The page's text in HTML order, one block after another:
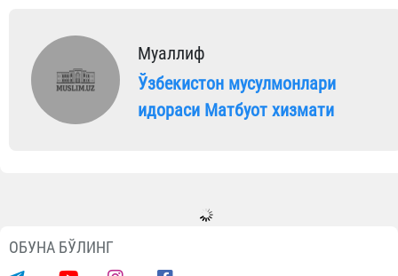
Муаллиф
Ўзбекистон мусулмонлари
идораси Матбуот хизмати
ОБУНА БЎЛИНГ